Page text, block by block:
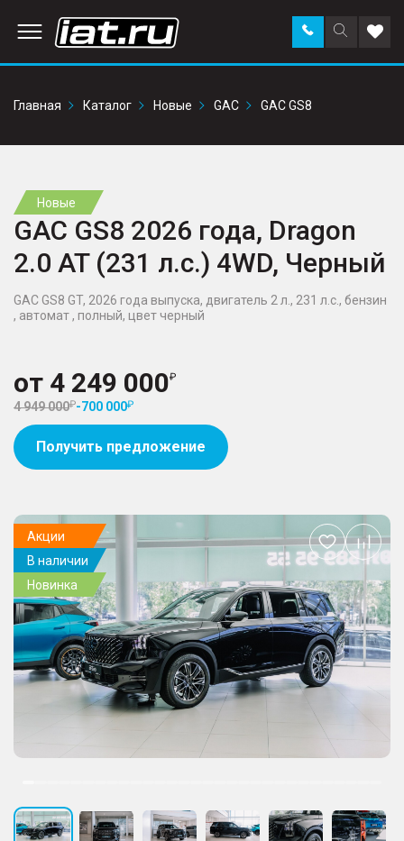
Поиск
по
Заказать
звонок в
Главная
Каталог Новые GAC GAC GS8
Новые
GAC GS8 2026 года, Dragon
2.0 AT (231 л.с.) 4WD, Черный
GAC GS8 GT, 2026 года выпуска, двигатель 2 л., 231 л.с., бензин
, автомат , полный, цвет черный
от 4 249 000
4 949 000 -700 000
Получить предложение
Акции
В наличии
Новинка
Добавить
в
избранное